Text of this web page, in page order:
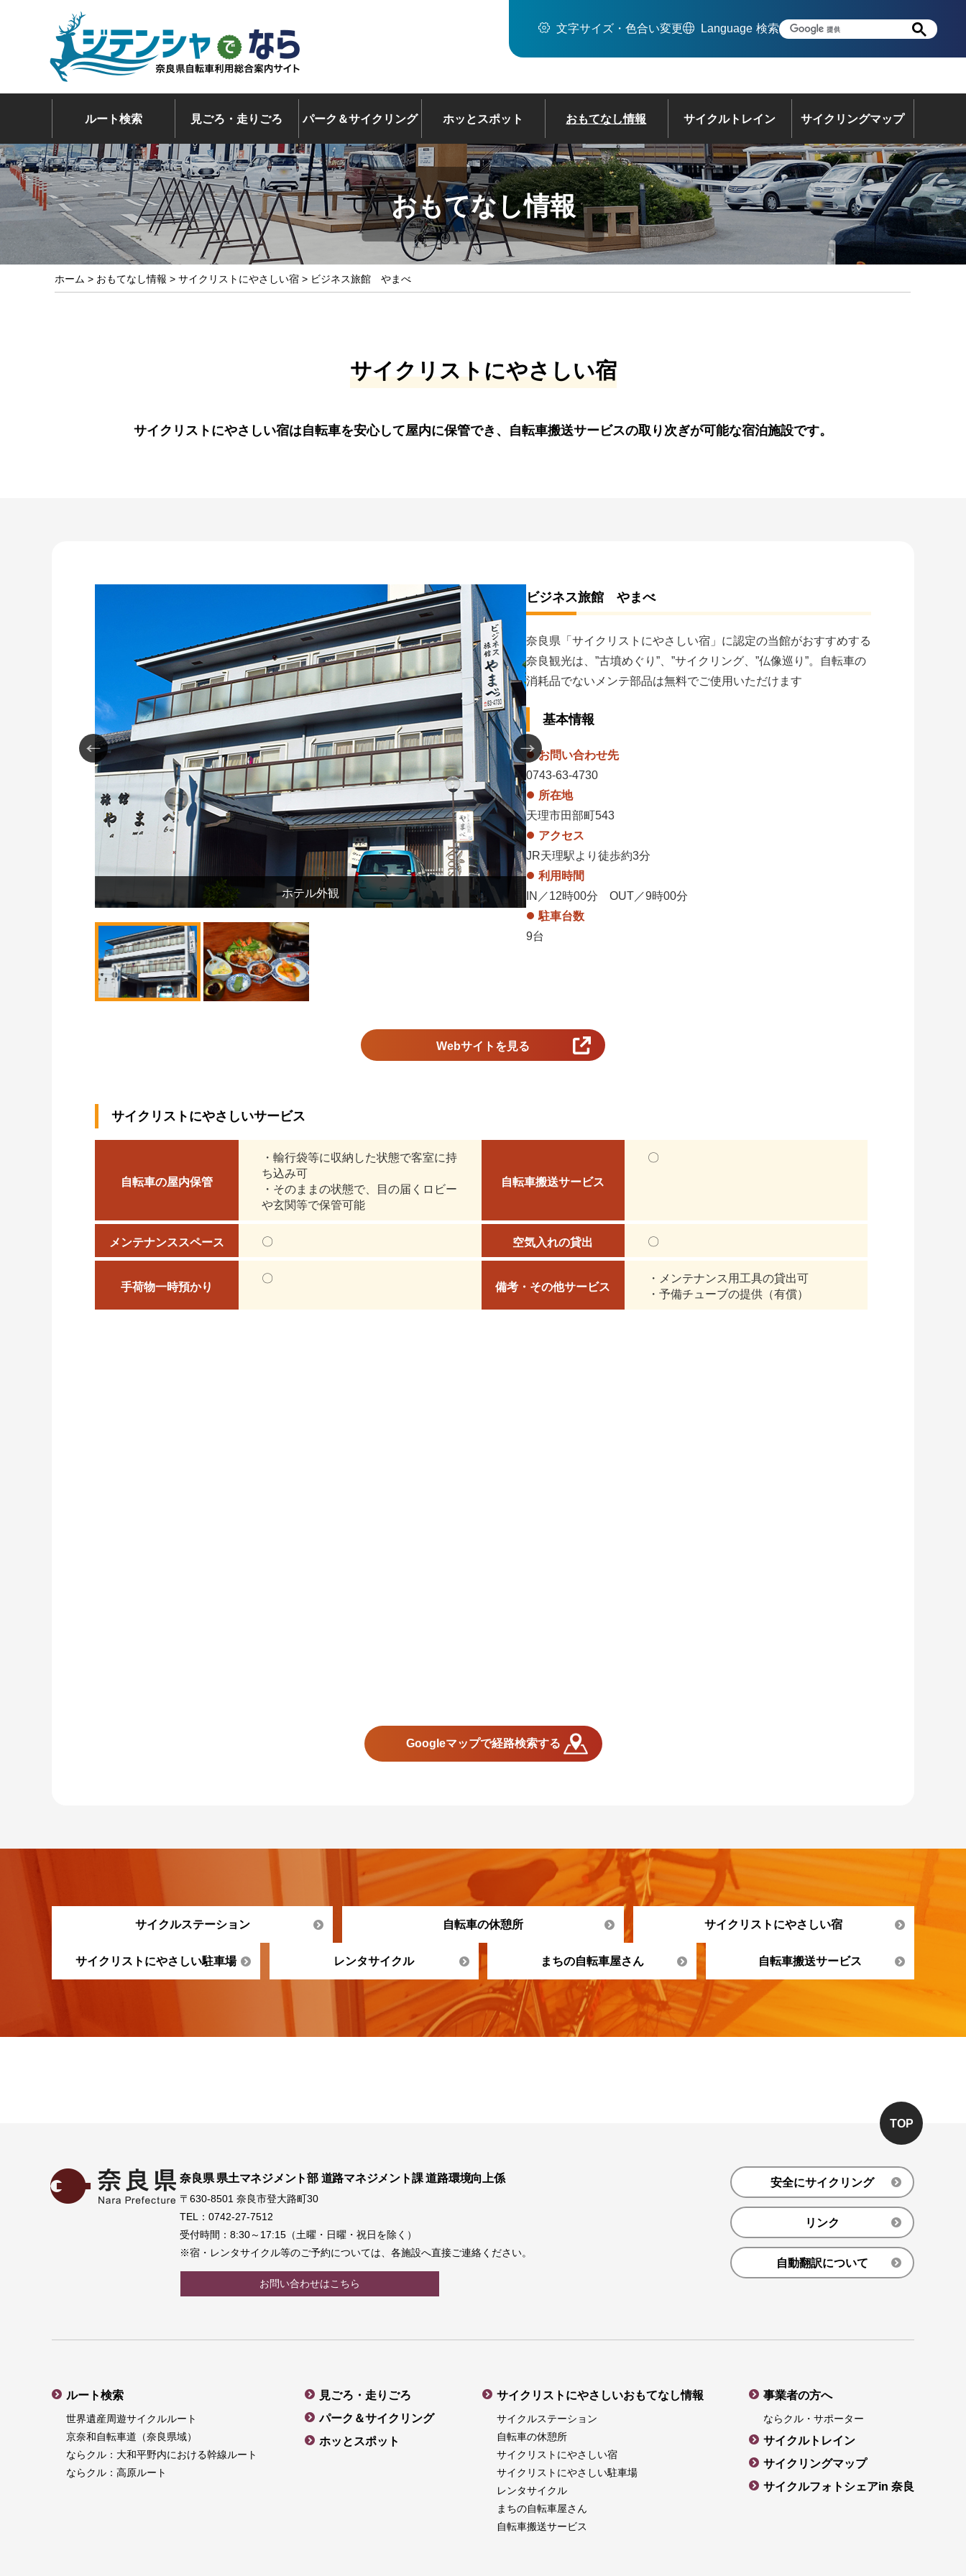
文字サイズ・色合い変更 Language 検索
ルート検索 見ごろ・走りごろ パーク＆サイクリング ホッとスポット おもてなし情報 サイクルトレイン サイクリングマップ
おもてなし情報
ホーム > おもてなし情報 >サイクリストにやさしい宿 > ビジネス旅館 やまべ
サイクリストにやさしい宿
サイクリストにやさしい宿は自転車を安心して屋内に保管でき、自転車搬送サービスの取り次ぎが可能な宿泊施設です。
ホテル外観 豆乳をプラスした名物飛鳥鍋 大和野菜、大和肉鶏を堪能ください
ビジネス旅館 やまべ
奈良県「サイクリストにやさしい宿」に認定の当館がおすすめする
奈良観光は、”古墳めぐり”、”サイクリング、”仏像巡り”。自転車の
消耗品でないメンテ部品は無料でご使用いただけます
基本情報
お問い合わせ先
0743-63-4730
所在地
天理市田部町543
アクセス
JR天理駅より徒歩約3分
利用時間
IN／12時00分 OUT／9時00分
駐車台数
9台
Webサイトを見る
サイクリストにやさしいサービス
自転車の屋内保管
・輸行袋等に収納した状態で客室に持
ち込み可
・そのままの状態で、目の届くロビー
や玄関等で保管可能
自転車搬送サービス
〇
メンテナンススペース 〇 空気入れの貸出 〇
手荷物一時預かり
〇
備考・その他サービス
・メンテナンス用工具の貸出可
・予備チューブの提供（有償）
Googleマップで経路検索する
サイクルステーション 自転車の休憩所 サイクリストにやさしい宿
サイクリストにやさしい駐車場 レンタサイクル まちの自転車屋さん 自転車搬送サービス
奈良県 県土マネジメント部 道路マネジメント課 道路環境向上係
〒630-8501 奈良市登大路町30
TEL：0742-27-7512
受付時間：8:30～17:15（土曜・日曜・祝日を除く）
※宿・レンタサイクル等のご予約については、各施設へ直接ご連絡ください。
お問い合わせはこちら
安全にサイクリング
リンク
自動翻訳について
ルート検索
世界遺産周遊サイクルルート
京奈和自転車道（奈良県域）
ならクル：大和平野内における幹線ルート
ならクル：高原ルート
見ごろ・走りごろ
パーク＆サイクリング
ホッとスポット
サイクリストにやさしいおもてなし情報
サイクルステーション
自転車の休憩所
サイクリストにやさしい宿
サイクリストにやさしい駐車場
レンタサイクル
まちの自転車屋さん
自転車搬送サービス
事業者の方へ
ならクル・サポーター
サイクルトレイン
サイクリングマップ
サイクルフォトシェアin 奈良
TOP